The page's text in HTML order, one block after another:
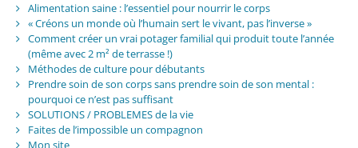
Alimentation saine : l’essentiel pour nourrir le corps
« Créons un monde où l’humain sert le vivant, pas l’inverse »
Comment créer un vrai potager familial qui produit toute l’année
(même avec 2 m² de terrasse !)
Méthodes de culture pour débutants
Prendre soin de son corps sans prendre soin de son mental :
pourquoi ce n’est pas suffisant
SOLUTIONS / PROBLEMES de la vie
Faites de l’impossible un compagnon
Mon site